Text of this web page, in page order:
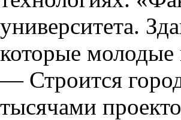
университета.
которые
— Строится
тысячами